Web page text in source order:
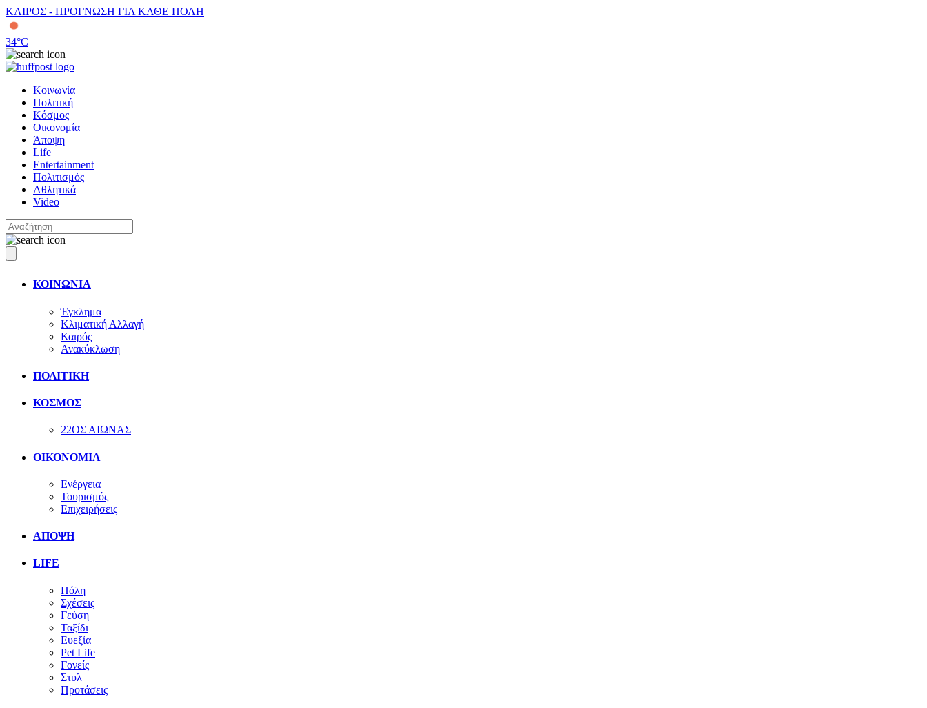
ΚΑΙΡΟΣ - ΠΡΟΓΝΩΣΗ ΓΙΑ ΚΑΘΕ ΠΟΛΗ
34°C
Κοινωνία
Πολιτική
Κόσμος
Οικονομία
Άποψη
Life
Entertainment
Πολιτισμός
Αθλητικά
Video
ΚΟΙΝΩΝΙΑ
Έγκλημα
Κλιματική Αλλαγή
Καιρός
Ανακύκλωση
ΠΟΛΙΤΙΚΗ
ΚΟΣΜΟΣ
22ΟΣ ΑΙΩΝΑΣ
ΟΙΚΟΝΟΜΙΑ
Ενέργεια
Τουρισμός
Επιχειρήσεις
ΑΠΟΨΗ
LIFE
Πόλη
Σχέσεις
Γεύση
Ταξίδι
Ευεξία
Pet Life
Γονείς
Στυλ
Προτάσεις